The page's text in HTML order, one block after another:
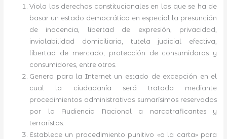
Viola los derechos constitucionales en los que se ha de
basar un estado democrático en especial la presunción
de inocencia, libertad de expresión, privacidad,
inviolabilidad domiciliaria, tutela judicial efectiva,
libertad de mercado, protección de consumidoras y
consumidores, entre otros.
Genera para la Internet un estado de excepción en el
cual la ciudadanía será tratada mediante
procedimientos administrativos sumarísimos reservados
por la Audiencia Nacional a narcotraficantes y
terroristas.
Establece un procedimiento punitivo «a la carta» para